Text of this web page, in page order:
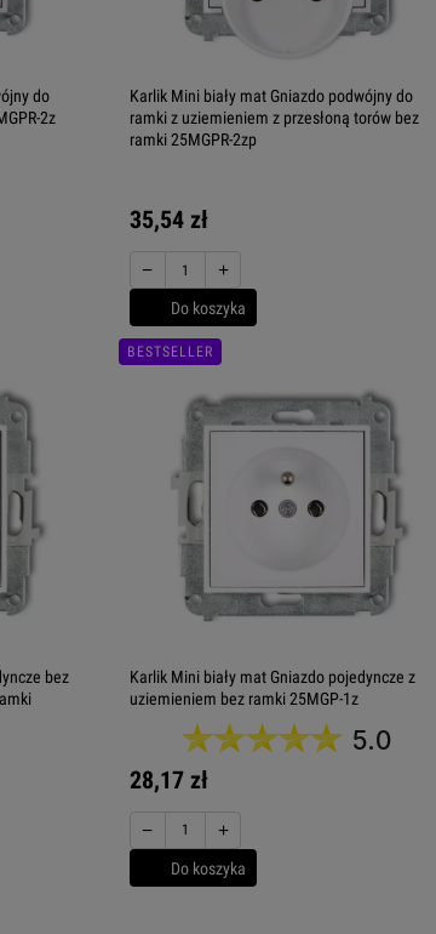
do
2z
Karlik Mini biały mat Gniazdo podwójny do
ramki z uziemieniem z przesłoną torów bez
ramki 25MGPR-2zp
35,54 zł
− +
Do koszyka
bez
Karlik Mini biały mat Gniazdo pojedyncze z
uziemieniem bez ramki 25MGP-1z
5.0
28,17 zł
− +
Do koszyka
BESTSELLER